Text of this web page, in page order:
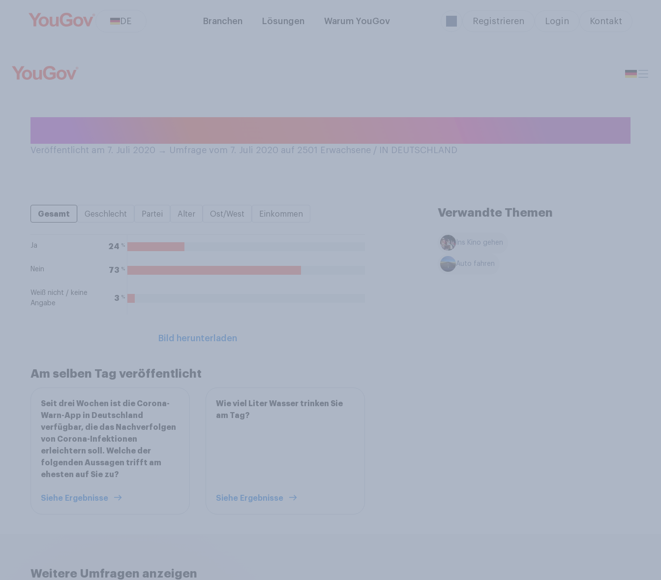
DE Branchen Lösungen Warum YouGov Registrieren Login Kontakt
Veröffentlicht am 7. Juli 2020 → Umfrage vom 7. Juli 2020 auf 2501 Erwachsene / IN DEUTSCHLAND
Gesamt Geschlecht Partei Alter Ost/West Einkommen
Ja 24 %
Nein 73 %
Weiß nicht / keine
Angabe
3 %
Bild herunterladen
Verwandte Themen
Ins Kino gehen
Auto fahren
Am selben Tag veröffentlicht
Seit drei Wochen ist die Corona-
Warn-App in Deutschland
verfügbar, die das Nachverfolgen
von Corona-Infektionen
erleichtern soll. Welche der
folgenden Aussagen trifft am
ehesten auf Sie zu?
Siehe Ergebnisse
Wie viel Liter Wasser trinken Sie
am Tag?
Siehe Ergebnisse
Weitere Umfragen anzeigen